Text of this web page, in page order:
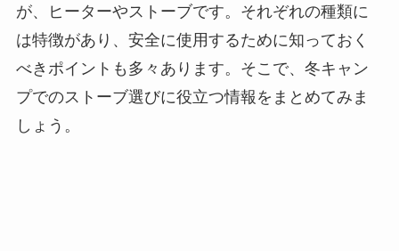
が、ヒーターやストーブです。それぞれの種類に
は特徴があり、安全に使用するために知っておく
べきポイントも多々あります。そこで、冬キャン
プでのストーブ選びに役立つ情報をまとめてみま
しょう。